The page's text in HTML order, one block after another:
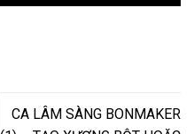
CA LÂM SÀNG BONMAKER